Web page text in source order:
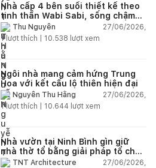
Nhà cấp 4 bên suối thiết kế theo
tinh thần Wabi Sabi, sống chậm
giữa thiên nhiên
Thu Nguyễn
27/06/2026,
1lượt thích | 10.538 lượt xem
Ngôi nhà mang cảm hứng Trung
Hoa với kết cấu lộ thiên hiện đại
Nguyễn Thu Hằng
27/06/2026,
1lượt thích | 10.644 lượt xem
Nhà vườn tại Ninh Bình gìn giữ
nhà thờ tổ bằng giải pháp tổ chức
lại không gian
TNT Architecture
27/06/2026,